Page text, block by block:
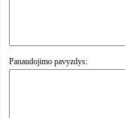
Panaudojimo pavyzdys: